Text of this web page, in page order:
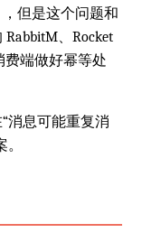
但是这个问题和
、Rocket
费端做好幂等处
消息可能重复消